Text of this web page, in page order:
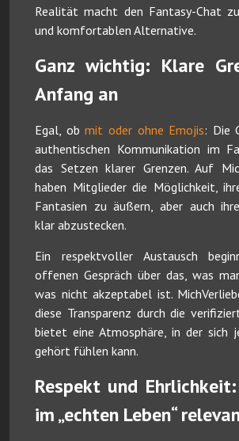
Realität macht den Fantasy-Chat
und komfortablen Alternative.
Ganz wichtig: Klare
Anfang an
Egal, obmit oder ohne Emojis: Die
authentischen Kommunikation im
das Setzen klarer Grenzen. Auf
haben Mitglieder die Möglichkeit,
Fantasien zu äußern, aber auch
klar abzustecken.
Ein respektvoller Austausch
offenen Gespräch über das, was
was nicht akzeptabel ist.
diese Transparenz durch die
bietet eine Atmosphäre, in der sich
gehört fühlen kann.
Respekt und
im „echten Leben“